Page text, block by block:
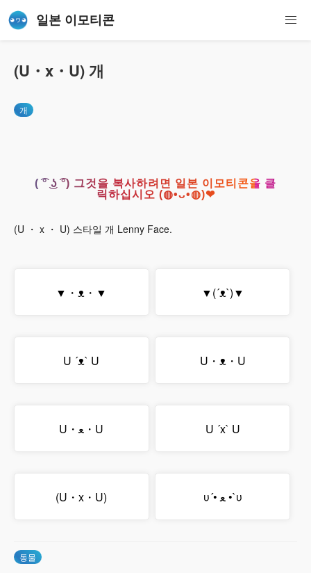
일본 이모티콘
(U・x・U) 개
개
( ͡° ͜ʖ ͡°) 그것을 복사하려면 일본 이모티콘을 클
릭하십시오 (◍•ᴗ•◍)❤
(U ・ x ・ U) 스타일 개 Lenny Face.
▼・ᴥ・▼ ▼(´ᴥ`)▼
U ´ᴥ` U U・ᴥ・U
U・ﻌ・U U ´x` U
(U・x・U) υ´• ﻌ •`υ
동물